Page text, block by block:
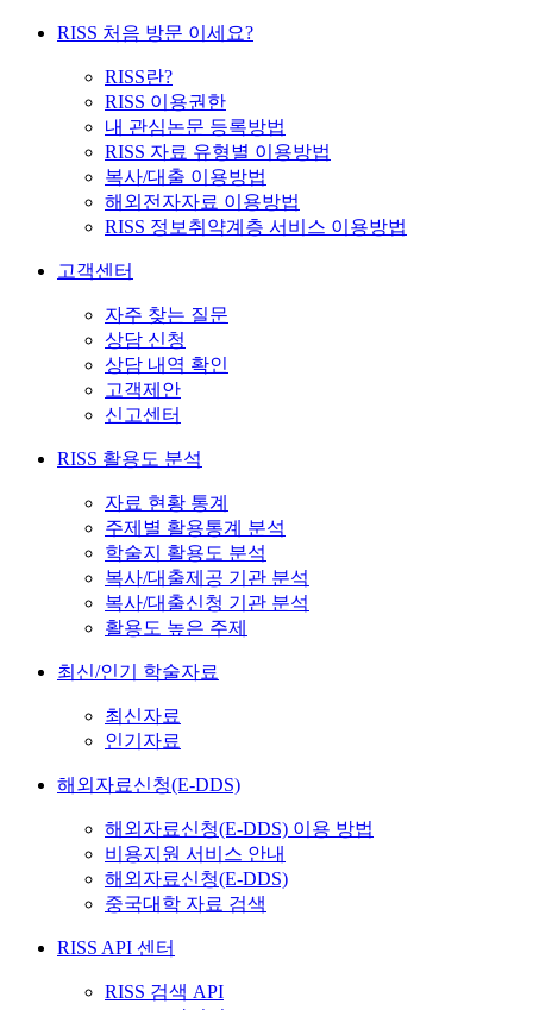
RISS 처음 방문 이세요?
RISS란?
RISS 이용권한
내 관심논문 등록방법
RISS 자료 유형별 이용방법
복사/대출 이용방법
해외전자자료 이용방법
RISS 정보취약계층 서비스 이용방법
고객센터
자주 찾는 질문
상담 신청
상담 내역 확인
고객제안
신고센터
RISS 활용도 분석
자료 현황 통계
주제별 활용통계 분석
학술지 활용도 분석
복사/대출제공 기관 분석
복사/대출신청 기관 분석
활용도 높은 주제
최신/인기 학술자료
최신자료
인기자료
해외자료신청(E-DDS)
해외자료신청(E-DDS) 이용 방법
비용지원 서비스 안내
해외자료신청(E-DDS)
중국대학 자료 검색
RISS API 센터
RISS 검색 API